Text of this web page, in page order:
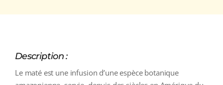
Description :
Le maté est une infusion d’une espèce botanique